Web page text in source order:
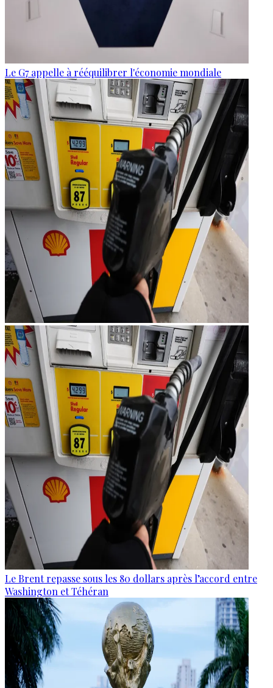
Le G7 appelle à rééquilibrer l'économie mondiale
Le Brent repasse sous les 80 dollars après l’accord entre
Washington et Téhéran